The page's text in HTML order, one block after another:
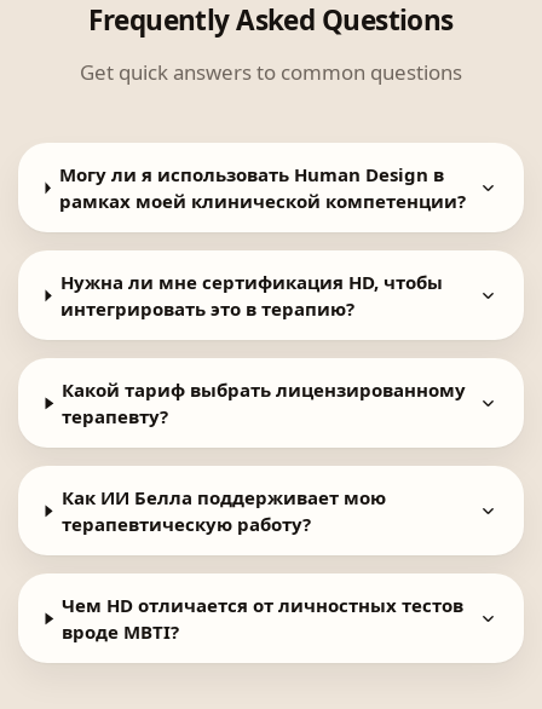
Frequently Asked Questions
Get quick answers to common questions
Могу ли я использовать Human Design в
рамках моей клинической компетенции?
Нужна ли мне сертификация HD, чтобы
интегрировать это в терапию?
Какой тариф выбрать лицензированному
терапевту?
Как ИИ Белла поддерживает мою
терапевтическую работу?
Чем HD отличается от личностных тестов
вроде MBTI?